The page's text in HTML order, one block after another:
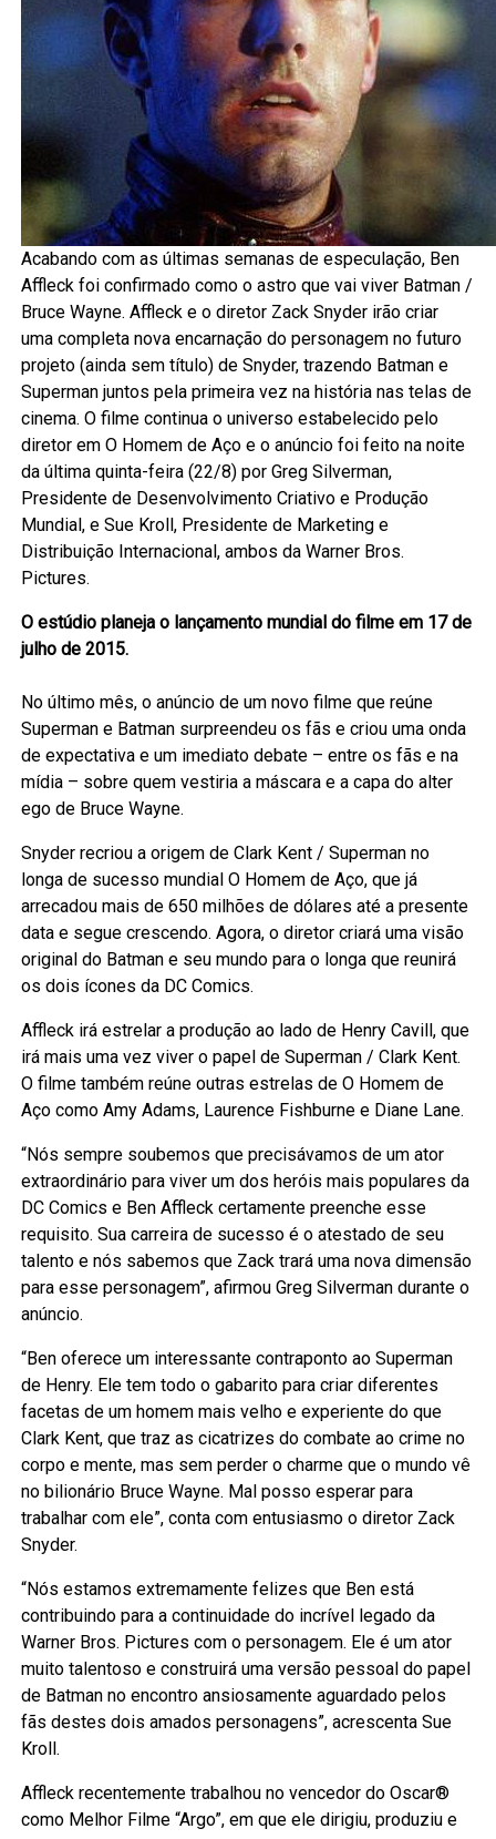
Acabando com as últimas semanas de especulação, Ben
Affleck foi confirmado como o astro que vai viver Batman /
Bruce Wayne. Affleck e o diretor Zack Snyder irão criar
uma completa nova encarnação do personagem no futuro
projeto (ainda sem título) de Snyder, trazendo Batman e
Superman juntos pela primeira vez na história nas telas de
cinema. O filme continua o universo estabelecido pelo
diretor em O Homem de Aço e o anúncio foi feito na noite
da última quinta-feira (22/8) por Greg Silverman,
Presidente de Desenvolvimento Criativo e Produção
Mundial, e Sue Kroll, Presidente de Marketing e
Distribuição Internacional, ambos da Warner Bros.
Pictures.
O estúdio planeja o lançamento mundial do filme em 17 de
julho de 2015.
No último mês, o anúncio de um novo filme que reúne
Superman e Batman surpreendeu os fãs e criou uma onda
de expectativa e um imediato debate – entre os fãs e na
mídia – sobre quem vestiria a máscara e a capa do alter
ego de Bruce Wayne.
Snyder recriou a origem de Clark Kent / Superman no
longa de sucesso mundial O Homem de Aço, que já
arrecadou mais de 650 milhões de dólares até a presente
data e segue crescendo. Agora, o diretor criará uma visão
original do Batman e seu mundo para o longa que reunirá
os dois ícones da DC Comics.
Affleck irá estrelar a produção ao lado de Henry Cavill, que
irá mais uma vez viver o papel de Superman / Clark Kent.
O filme também reúne outras estrelas de O Homem de
Aço como Amy Adams, Laurence Fishburne e Diane Lane.
“Nós sempre soubemos que precisávamos de um ator
extraordinário para viver um dos heróis mais populares da
DC Comics e Ben Affleck certamente preenche esse
requisito. Sua carreira de sucesso é o atestado de seu
talento e nós sabemos que Zack trará uma nova dimensão
para esse personagem”, afirmou Greg Silverman durante o
anúncio.
“Ben oferece um interessante contraponto ao Superman
de Henry. Ele tem todo o gabarito para criar diferentes
facetas de um homem mais velho e experiente do que
Clark Kent, que traz as cicatrizes do combate ao crime no
corpo e mente, mas sem perder o charme que o mundo vê
no bilionário Bruce Wayne. Mal posso esperar para
trabalhar com ele”, conta com entusiasmo o diretor Zack
Snyder.
“Nós estamos extremamente felizes que Ben está
contribuindo para a continuidade do incrível legado da
Warner Bros. Pictures com o personagem. Ele é um ator
muito talentoso e construirá uma versão pessoal do papel
de Batman no encontro ansiosamente aguardado pelos
fãs destes dois amados personagens”, acrescenta Sue
Kroll.
Affleck recentemente trabalhou no vencedor do Oscar®
como Melhor Filme “Argo”, em que ele dirigiu, produziu e